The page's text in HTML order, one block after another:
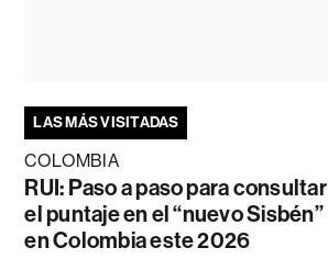
LAS MÁS VISITADAS
COLOMBIA
RUI: Paso a paso para consultar
el puntaje en el “nuevo Sisbén”
en Colombia este 2026